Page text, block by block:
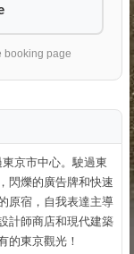
booking page
京市中心。駛過東
閃爍的廣告牌和快速
原宿，自我表達主導
計師商店和現代建築
的東京觀光！